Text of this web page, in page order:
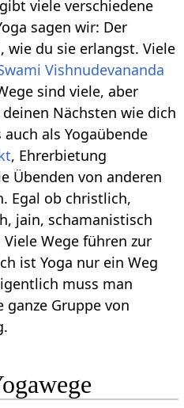
viele verschiedene
sagen wir: Der
wie du sie erlangst. Viele
Vishnudevananda
sind viele, aber
Nächsten wie dich
als Yogaübende
, Ehrerbietung
Übenden von anderen
Egal ob christlich,
jain, schamanistisch
Wege führen zur
ist Yoga nur ein Weg
muss man
ganze Gruppe von